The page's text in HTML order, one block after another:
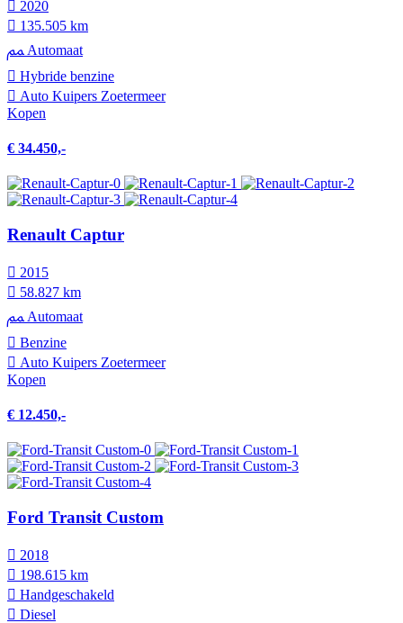
2020
135.505 km
Automaat
Hybride benzine
Auto Kuipers Zoetermeer
Kopen
€ 34.450,-
Renault Captur
2015
58.827 km
Automaat
Benzine
Auto Kuipers Zoetermeer
Kopen
€ 12.450,-
Ford Transit Custom
2018
198.615 km
Hand­geschakeld
Diesel